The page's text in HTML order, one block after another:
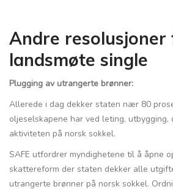
Andre resolusjoner
landsmøte single
Plugging av utrangerte brønner:
Allerede i dag dekker staten nær 80
oljeselskapene har ved leting,
aktiviteten på norsk sokkel.
SAFE utfordrer myndighetene til å åpne
skattereform der staten dekker alle
utrangerte brønner på norsk sokkel.